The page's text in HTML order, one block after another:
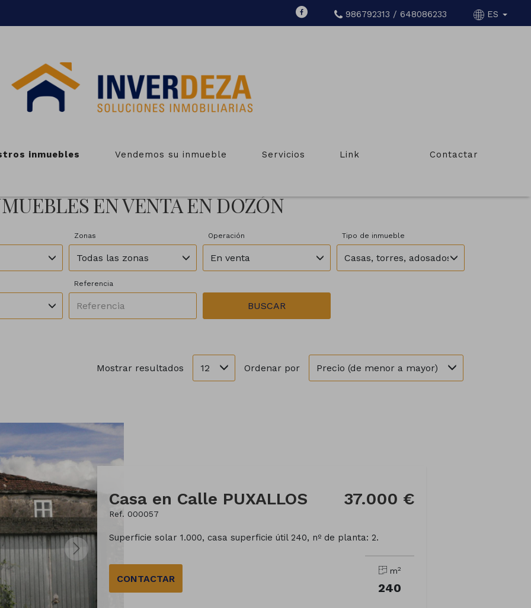
986792313 / 648086233 ES
inmuebles Vendemos su inmueble Servicios Link Contactar
EN VENTA EN DOZÓN
Zonas
Todas las zonas
Operación
En venta
Tipo de inmueble
Casas, torres, adosados, chalets
Referencia
BUSCAR
Mostrar resultados 12 Ordenar por Precio (de menor a mayor)
Casa en Calle PUXALLOS
Ref. 000057
37.000 €
Superficie solar 1.000, casa superficie útil 240, nº de planta: 2.
CONTACTAR
m2
240